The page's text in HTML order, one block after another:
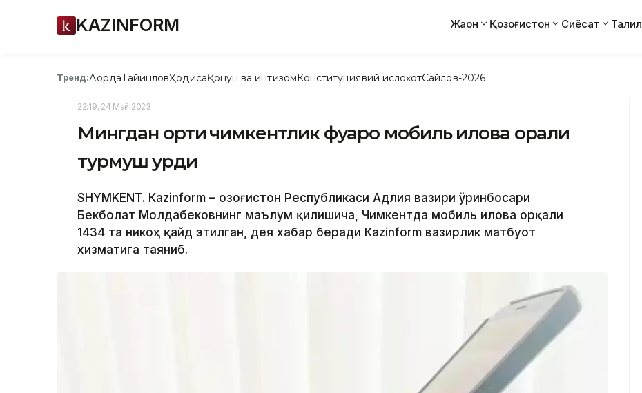
KAZINFORM Жаҳон Қозоғистон Сиёсат Таҳлил
Тренд:АқордаТайинловҲодисаҚонун ва интизомКонституциявий ислоҳотСайлов-2026
22:19, 24 Май 2023
Мингдан ортиқ чимкентлик фуқаро мобиль илова орқали
турмуш қурди
SHYMKENT. Кazinform – Қозоғистон Республикаси Адлия вазири ўринбосари
Бекболат Молдабековнинг маълум қилишича, Чимкентда мобиль илова орқали
1434 та никоҳ қайд этилган, дея хабар беради Кazinform вазирлик матбуот
хизматига таяниб.